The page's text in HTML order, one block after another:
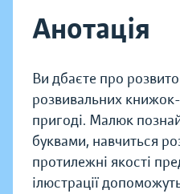
Анотація
Ви дбаєте про
розвивальних
пригоді. Малюк
буквами, навчиться
протилежні якості
ілюстрації